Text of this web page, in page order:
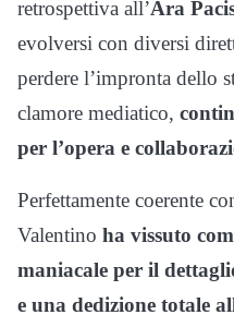
retrospettiva all’Ara
evolversi con diversi
perdere l’impronta dello
clamore mediatico,
per l’opera e
Perfettamente coerente
Valentino ha vissuto
maniacale per il
e una dedizione totale